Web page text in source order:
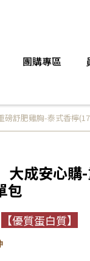
團購專區
磅舒肥雞胸-泰式香檸
大成安心
包
【優質蛋白質】